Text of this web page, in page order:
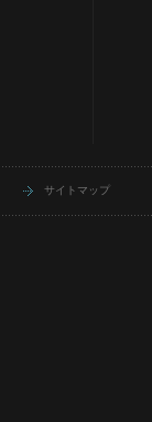
サイトマップ